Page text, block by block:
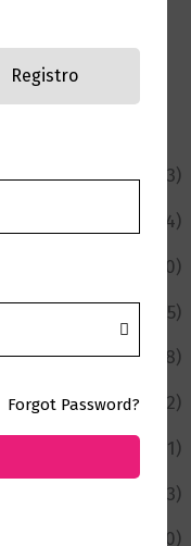
(53)
(4)
(230)
(75)
(88)
(212)
(371)
(43)
(110)
Registro
Forgot Password?